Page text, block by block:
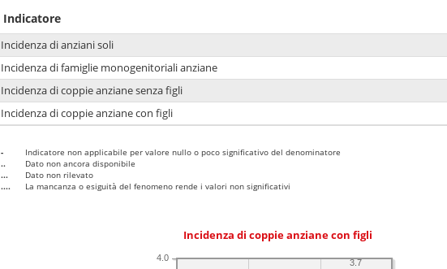
Indicatore
Incidenza di anziani soli
Incidenza di famiglie monogenitoriali anziane
Incidenza di coppie anziane senza figli
Incidenza di coppie anziane con figli
-
Indicatore non applicabile per valore nullo o poco significativo del denominatore
..
Dato non ancora disponibile
...
Dato non rilevato
....
La mancanza o esiguità del fenomeno rende i valori non significativi
Incidenza di coppie anziane con figli
4.0
3.7